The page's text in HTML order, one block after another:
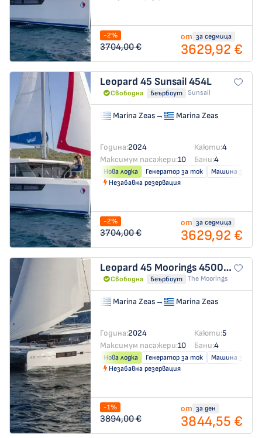
-2%
3704,00 €
от за седмица
3629,92 €
Leopard 45 Sunsail 454L
Свободна Беърбоут Sunsail
Marina Zeas→ Marina Zeas
Година:2024 Каюти:4
Максимум пасажери:10 Бани:4
Нова лодка Генератор за ток
Машина за
Незабавна резервация
-2%
3704,00 €
от за седмица
3629,92 €
Leopard 45 Moorings 4500L/10
Свободна Беърбоут The Moorings
Marina Zeas→ Marina Zeas
Година:2024 Каюти:5
Максимум пасажери:10 Бани:4
Нова лодка Генератор за ток
Машина за
Незабавна резервация
-1%
3894,00 €
от за ден
3844,55 €